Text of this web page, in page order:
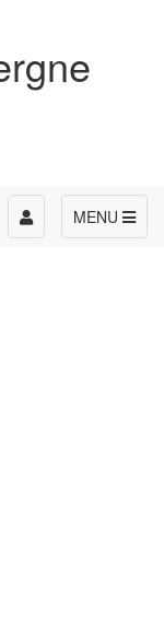
MENU
Toggle
navigation